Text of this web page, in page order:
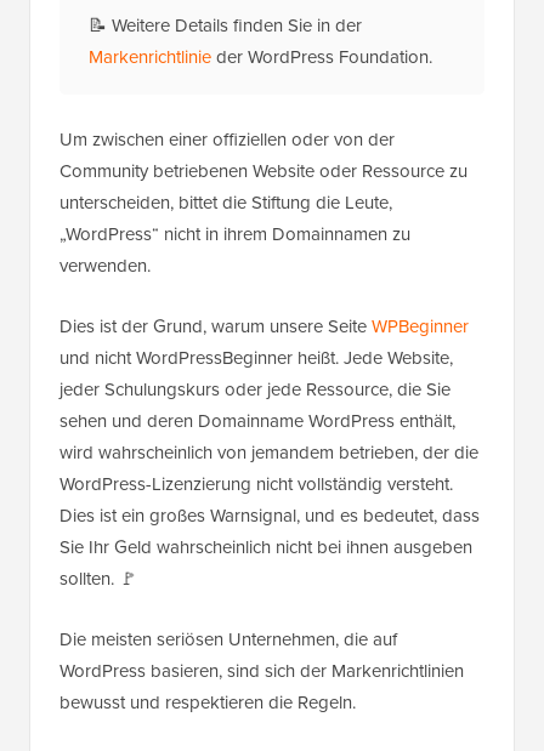
📝 Weitere Details finden Sie in der
Markenrichtlinieder WordPress Foundation.
Um zwischen einer offiziellen oder von der
Community betriebenen Website oder Ressource zu
unterscheiden, bittet die Stiftung die Leute,
„WordPress“ nicht in ihrem Domainnamen zu
verwenden.
Dies ist der Grund, warum unsere SeiteWPBeginner
und nicht WordPressBeginner heißt. Jede Website,
jeder Schulungskurs oder jede Ressource, die Sie
sehen und deren Domainname WordPress enthält,
wird wahrscheinlich von jemandem betrieben, der die
WordPress-Lizenzierung nicht vollständig versteht.
Dies ist ein großes Warnsignal, und es bedeutet, dass
Sie Ihr Geld wahrscheinlich nicht bei ihnen ausgeben
sollten. 🚩
Die meisten seriösen Unternehmen, die auf
WordPress basieren, sind sich der Markenrichtlinien
bewusst und respektieren die Regeln.